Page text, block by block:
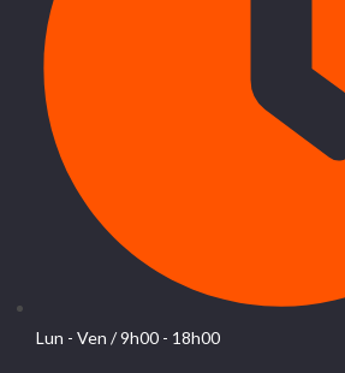
Lun - Ven / 9h00 - 18h00